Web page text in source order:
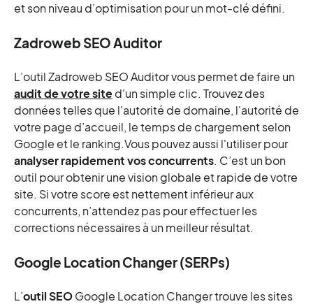
et son niveau d’optimisation pour un mot-clé défini.
Zadroweb SEO Auditor
L’outil Zadroweb SEO Auditor vous permet de faire un
audit de votre sited'un simple clic. Trouvez des
données telles que l'autorité de domaine, l'autorité de
votre page d’accueil, le temps de chargement selon
Google et le ranking.Vous pouvez aussi l'utiliser pour
analyser rapidement vos concurrents. C’est un bon
outil pour obtenir une vision globale et rapide de votre
site. Si votre score est nettement inférieur aux
concurrents, n’attendez pas pour effectuer les
corrections nécessaires à un meilleur résultat.
Google Location Changer (SERPs)
L’outil SEOGoogle Location Changer trouve les sites